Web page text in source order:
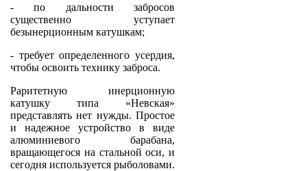
- по дальности забросов
существенно уступает
безынерционным катушкам;
- требует определенного усердия,
чтобы освоить технику заброса.
Раритетную инерционную
катушку типа «Невская»
представлять нет нужды. Простое
и надежное устройство в виде
алюминиевого барабана,
вращающегося на стальной оси, и
сегодня используется рыболовами.